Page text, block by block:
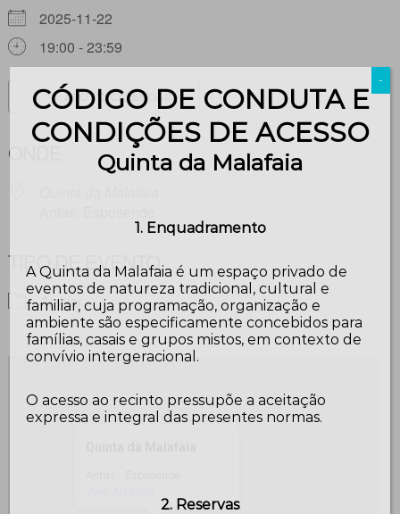
2025-11-22
19:00 - 23:59
ADD TO CALENDAR
Download ICS Google Calendar
ONDE
TIPO DE EVENTO
Arraial
CÓDIGO DE CONDUTA E
CONDIÇÕES DE ACESSO
Quinta da Malafaia
1. Enquadramento
A Quinta da Malafaia é um espaço privado de
eventos de natureza tradicional, cultural e
familiar, cuja programação, organização e
ambiente são especificamente concebidos para
famílias, casais e grupos mistos, em contexto de
convívio intergeracional.
O acesso ao recinto pressupõe a aceitação
expressa e integral das presentes normas.
2. Reservas
-